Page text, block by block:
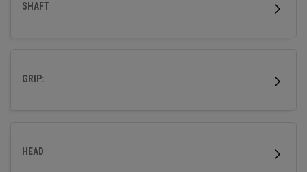
SHAFT
GRIP:
HEAD